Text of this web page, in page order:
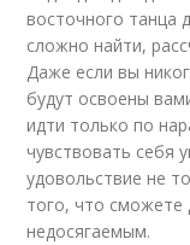
восточного танца
сложно найти,
Даже если вы
будут освоены
идти только по
чувствовать себя
удовольствие не
того, что сможете
недосягаемым.